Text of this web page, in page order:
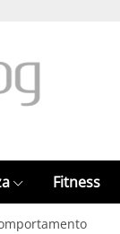
Fitness